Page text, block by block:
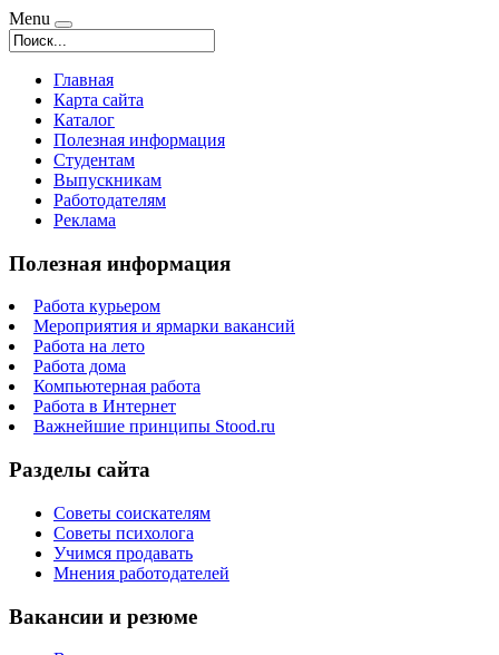
Menu
Главная
Карта сайта
Каталог
Полезная информация
Студентам
Выпускникам
Работодателям
Реклама
Полезная информация
Работа курьером
Мероприятия и ярмарки вакансий
Работа на лето
Работа дома
Компьютерная работа
Работа в Интернет
Важнейшие принципы Stood.ru
Разделы сайта
Советы соискателям
Советы психолога
Учимся продавать
Мнения работодателей
Вакансии и резюме